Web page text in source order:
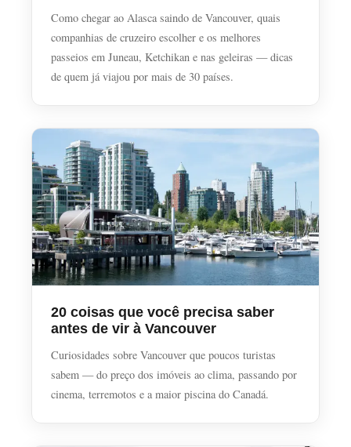
Como chegar ao Alasca saindo de Vancouver, quais
companhias de cruzeiro escolher e os melhores
passeios em Juneau, Ketchikan e nas geleiras — dicas
de quem já viajou por mais de 30 países.
20 coisas que você precisa saber
antes de vir à Vancouver
Curiosidades sobre Vancouver que poucos turistas
sabem — do preço dos imóveis ao clima, passando por
cinema, terremotos e a maior piscina do Canadá.